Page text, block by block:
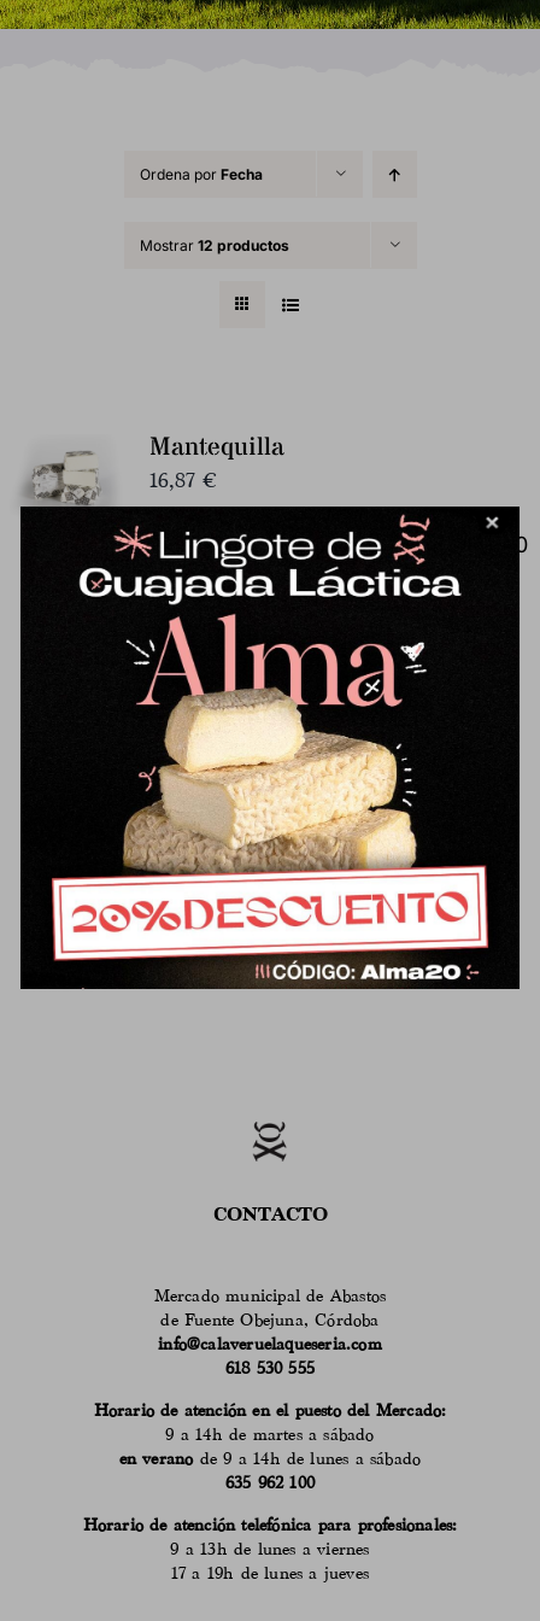
Ordena por Fecha
Mostrar 12 productos
Mantequilla
16,87€
Mantequilla tradicional de oveja (500
g), de sabor muy diferente a lo que
estamos acostumbrados.
Ligeramente salada con flor de sal
de Parque Natural bahía de Cádiz.
Un placer para untar en el pan o
para usar en recetas de cocina o
repostería. Elaborada/o con leche
pasteurizada.Ficha técnica del
producto
CONTACTO
Mercado municipal de Abastos
de Fuente Obejuna, Córdoba
info@calaveruelaqueseria.com
618 530 555
Horario de atención en el puesto del Mercado:
9 a 14h de martes a sábado
en veranode 9 a 14h de lunes a sábado
635 962 100
Horario de atención telefónica para profesionales:
9 a 13h de lunes a viernes
17 a 19h de lunes a jueves